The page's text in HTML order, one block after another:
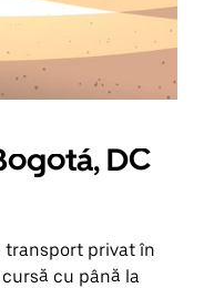
DC
privat în
cursă cu până la